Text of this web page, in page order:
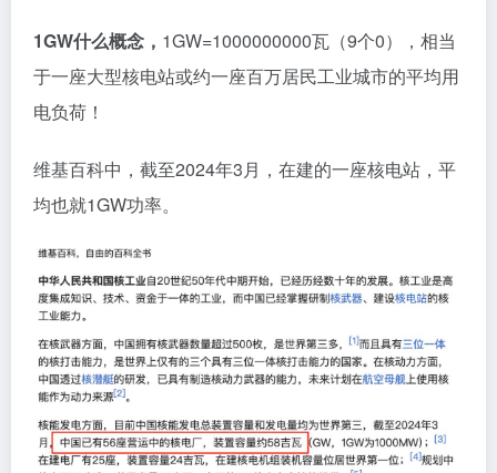
1GW什么概念， 1GW=1000000000瓦（9个0），相当
于一座大型核电站或约一座百万居民工业城市的平均用
电负荷！
维基百科中，截至2024年3月，在建的一座核电站，平
均也就1GW功率。